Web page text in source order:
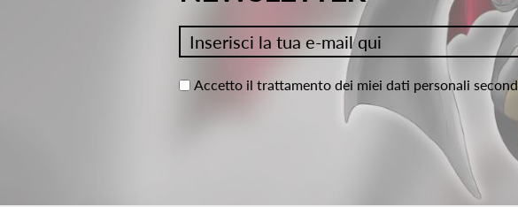
Accetto il trattamento dei miei dati personali